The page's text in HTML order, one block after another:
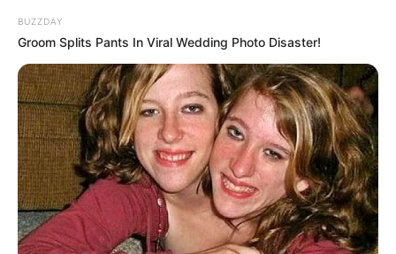
Reflect Reality
BRAINBERRIES
BUZZDAY
Groom Splits Pants In Viral Wedding Photo Disaster!